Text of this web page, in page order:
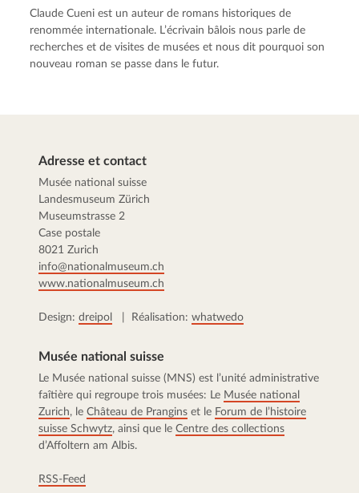
Claude Cueni est un auteur de romans historiques de
renommée internationale. L’écrivain bâlois nous parle de
recherches et de visites de musées et nous dit pourquoi son
nouveau roman se passe dans le futur.
Adresse et contact
Musée national suisse
Landesmuseum Zürich
Museumstrasse 2
Case postale
8021 Zurich
info@nationalmuseum.ch
www.nationalmuseum.ch
Design: dreipol | Réalisation: whatwedo
Musée national suisse
Le Musée national suisse (MNS) est l’unité administrative
faîtière qui regroupe trois musées: Le Musée national
Zurich, le Château de Prangins et le Forum de l’histoire
suisse Schwytz, ainsi que le Centre des collections
d’Affoltern am Albis.
RSS-Feed